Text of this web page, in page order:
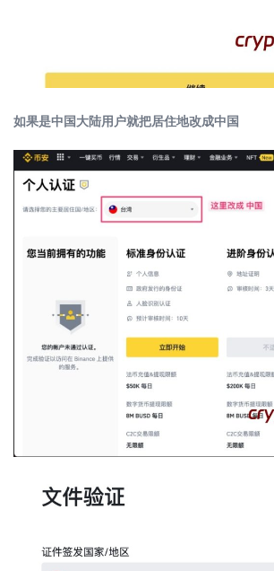
如果是中国大陆用户就把居住地改成中国